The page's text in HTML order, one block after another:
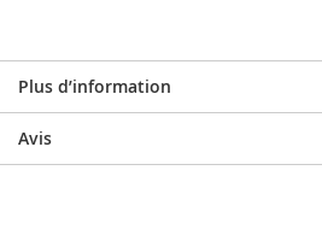
Plus d’information
Avis